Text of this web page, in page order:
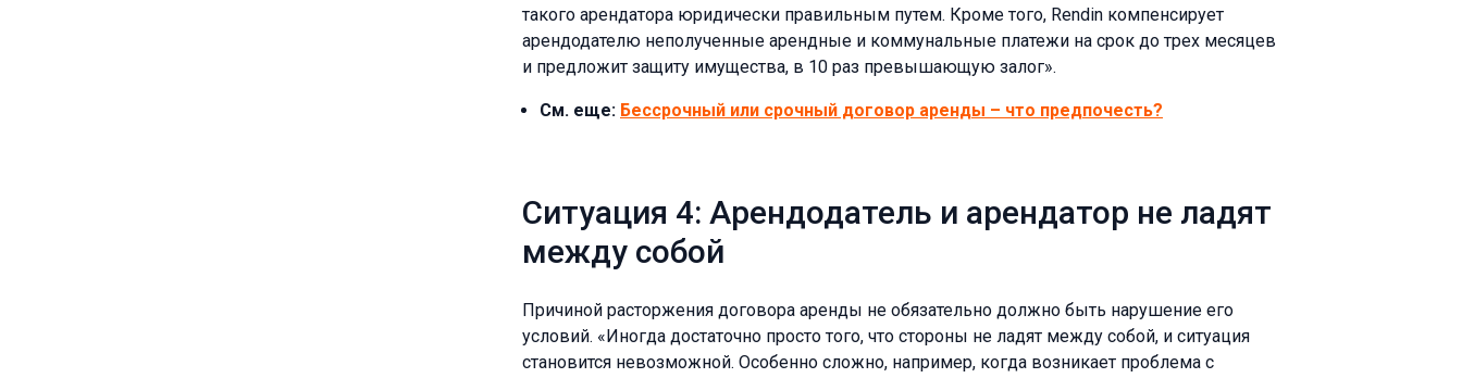
такого арендатора юридически правильным путем. Кроме того, Rendin компенсирует
арендодателю неполученные арендные и коммунальные платежи на срок до трех месяцев
и предложит защиту имущества, в 10 раз превышающую залог».
См. еще: Бессрочный или срочный договор аренды – что предпочесть?
Ситуация 4: Арендодатель и арендатор не ладят
между собой
Причиной расторжения договора аренды не обязательно должно быть нарушение его
условий. «Иногда достаточно просто того, что стороны не ладят между собой, и ситуация
становится невозможной. Особенно сложно, например, когда возникает проблема с